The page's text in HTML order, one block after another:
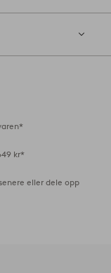
kr*
eller dele opp